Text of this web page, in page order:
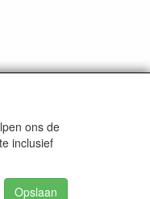
ons de
inclusief
Opslaan